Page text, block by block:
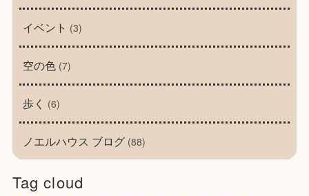
イベント (3)
空の色(7)
歩く (6)
ノエルハウス ブログ(88)
Tag cloud